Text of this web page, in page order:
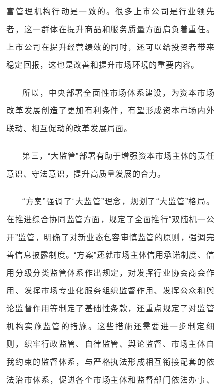
富管理机构行动是一致的。很多上市公司是行业领先
者，这一群体在提升商品和服务质量方面肩负着重任。
上市公司在提升经营绩效的同时，还可以给投资者带来
稳定回报，这也是改善和提升市场环境的重要内容。
所以，中央部署全面性市场体系建设，为资本市场
改革发展创造了更加有利条件，有望形成资本市场内外
联动、相互促动的改革发展局面。
第三，“大监管”部署有助于增强资本市场主体的责任
意识、守法意识，提升高质量发展的合力。
“方案”强调了“大监管”理念，规划了“大监管”格局。
在推进综合协同监管方面，规定了全面推行“双随机一公
开”监管，明确了对新业态包容审慎监管的原则，强调完
善信息披露制度。“方案”还就市场主体信用承诺制度、信
用分级分类监管体系作出规定，对发挥行业协会商会作
用、发挥市场专业化服务组织监督作用、发挥公众和舆
论监督作用等制定了基础性条款，还重点规定了对监管
机构实施监管的措施。这些措施还需要进一步制定细
则，织牢行政监管、自律监管、舆论监督、市场主体自
我约束的监督体系，与严格执法形成相互衔接配套的依
法治市体系，促进各个市场主体和监督部门依法办事、